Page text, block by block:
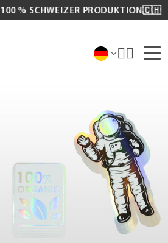
100 % SCHWEIZER PRODUKTION🇨🇭